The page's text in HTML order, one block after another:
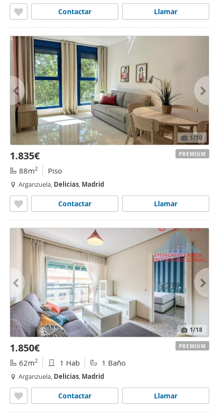
Llamar
Contactar
1/10
1.835€
88m2 Piso
Arganzuela, Delicias, Madrid
Llamar
Contactar
PREMIUM
1/18
1.850€
62m2 1 Hab 1 Baño
Arganzuela, Delicias, Madrid
Llamar
Contactar
PREMIUM